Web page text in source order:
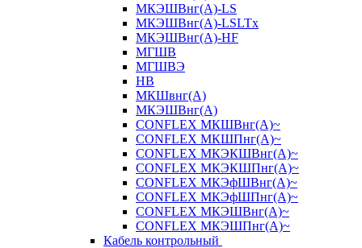
МКЭШВнг(А)-LS
МКЭШВнг(A)-LSLTx
МКЭШВнг(А)-HF
МГШВ
МГШВЭ
НВ
МКШвнг(А)
МКЭШВнг(А)
CONFLEX МКШВнг(А)~
CONFLEX МКШПнг(А)~
CONFLEX МКЭКШВнг(А)~
CONFLEX МКЭКШПнг(А)~
CONFLEX МКЭфШВнг(А)~
CONFLEX МКЭфШПнг(А)~
CONFLEX МКЭШВнг(А)~
CONFLEX МКЭШПнг(А)~
Кабель контрольный